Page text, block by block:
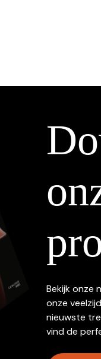
Bekijk onze
onze
nieuwste
vind de